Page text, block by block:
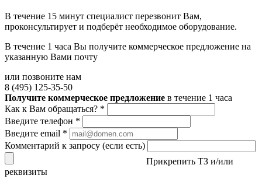
В течение 15 минут специалист перезвонит Вам,
проконсультирует и подберёт необходимое оборудование.
В течение 1 часа Вы получите коммерческое предложение на
указанную Вами почту
или позвоните нам
8 (495) 125-35-50
Получите коммерческое предложение в течение 1 часа
Как к Вам обращаться? *
Введите телефон *
Введите email *
Комментарий к запросу (если есть)
Прикрепить ТЗ и/или
реквизиты